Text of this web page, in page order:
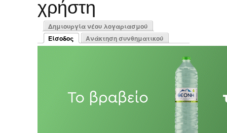
χρήστη
Πρωτεύουσες καρτέλες
Δημιουργία νέου λογαριασμού
Είσοδος
(ενεργή καρτέλα)
Ανάκτηση συνθηματικού